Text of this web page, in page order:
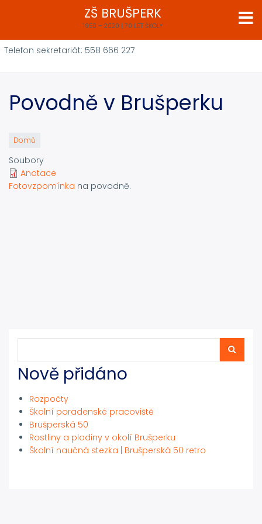
obsahu
ZŠ BRUŠPERK
1950 – 2020 | 70 LET ŠKOLY
Telefon sekretariát: 558 666 227
Povodně v Brušperku
Domů
Soubory
Anotace
Fotovzpomínka na povodně.
Nově přidáno
Rozpočty
Školní poradenské pracoviště
Brušperská 50
Rostliny a plodiny v okolí Brušperku
Školní naučná stezka | Brušperská 50 retro